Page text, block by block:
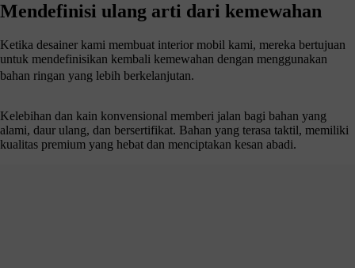
Mendefinisi ulang arti dari kemewahan
Ketika desainer kami membuat interior mobil kami, mereka bertujuan
untuk mendefinisikan kembali kemewahan dengan menggunakan
bahan ringan yang lebih berkelanjutan.
Kelebihan dan kain konvensional memberi jalan bagi bahan yang
alami, daur ulang, dan bersertifikat. Bahan yang terasa taktil, memiliki
kualitas premium yang hebat dan menciptakan kesan abadi.